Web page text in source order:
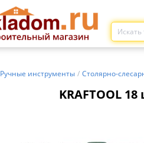
Ручные инструменты / Столярно-
KRAFTOOL